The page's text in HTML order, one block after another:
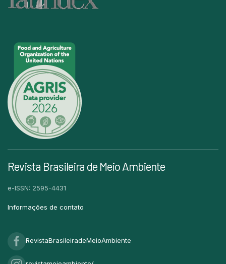
Revista Brasileira de Meio Ambiente
e-ISSN: 2595-4431
Informações de contato
RevistaBrasileiradeMeioAmbiente